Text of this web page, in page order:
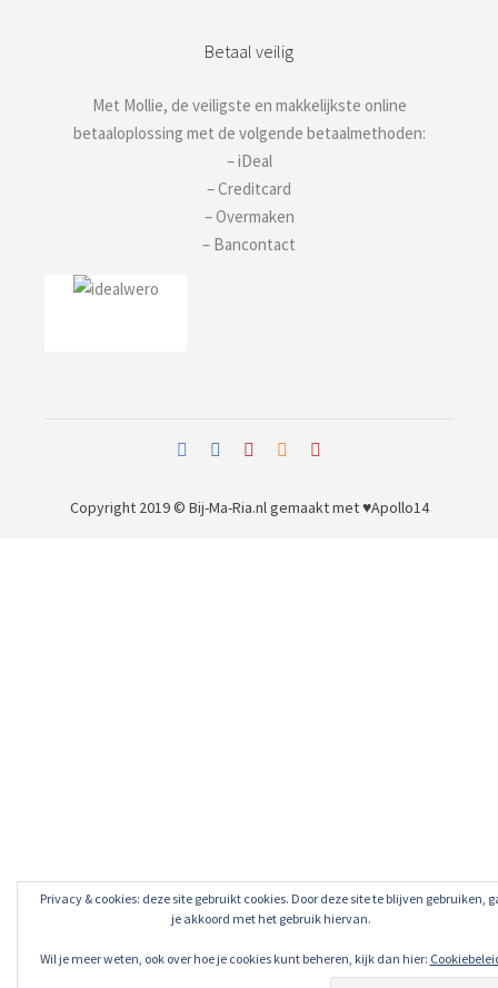
Betaal veilig
Met Mollie, de veiligste en makkelijkste online
betaaloplossing met de volgende betaalmethoden:
– iDeal
– Creditcard
– Overmaken
– Bancontact
Privacy & cookies: deze site gebruikt cookies. Door deze site te blijven gebruiken,
je akkoord met het gebruik hiervan.
Wil je meer weten, ook over hoe je cookies kunt beheren, kijk dan hier:
Copyright 2019 © Bij-Ma-Ria.nlgemaakt met ♥Apollo14